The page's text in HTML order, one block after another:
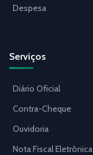
Despesa
Serviços
Diário Oficial
Contra-Cheque
Ouvidoria
Nota Fiscal Eletrônica